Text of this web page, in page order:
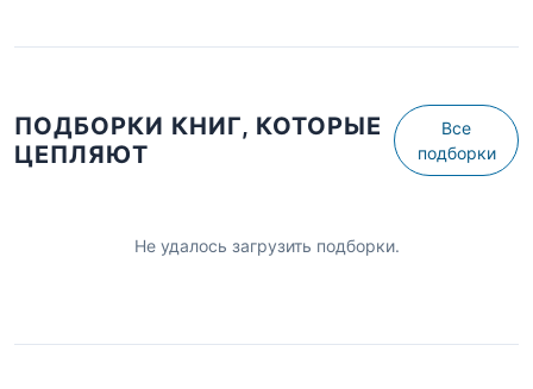
ПОДБОРКИ КНИГ, КОТОРЫЕ
ЦЕПЛЯЮТ
Все
подборки
Не удалось загрузить подборки.